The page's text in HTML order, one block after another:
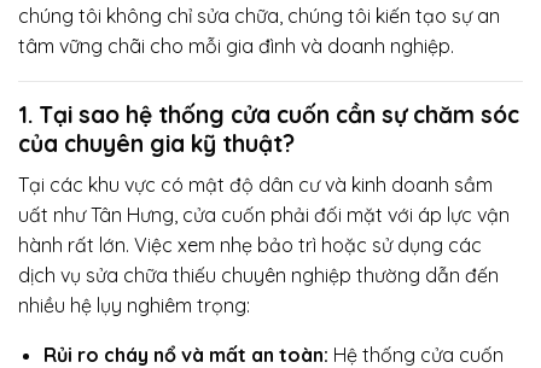
chúng tôi không chỉ sửa chữa, chúng tôi kiến tạo sự an
tâm vững chãi cho mỗi gia đình và doanh nghiệp.
1. Tại sao hệ thống cửa cuốn cần sự chăm sóc
của chuyên gia kỹ thuật?
Tại các khu vực có mật độ dân cư và kinh doanh sầm
uất như Tân Hưng, cửa cuốn phải đối mặt với áp lực vận
hành rất lớn. Việc xem nhẹ bảo trì hoặc sử dụng các
dịch vụ sửa chữa thiếu chuyên nghiệp thường dẫn đến
nhiều hệ lụy nghiêm trọng:
Rủi ro cháy nổ và mất an toàn: Hệ thống cửa cuốn